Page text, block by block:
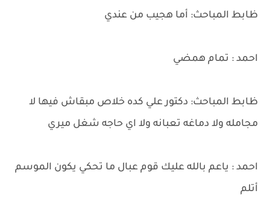
ظابط المباحث: أما هجيب من عندي
احمد : تمام همضي
ظابط المباحث: دكتور علي كده خلاص مبقاش فيها لا
مجامله ولا دماغه تعبانه ولا اي حاجه شغل ميري
احمد : ياعم بالله عليك قوم عبال ما تحكي يكون الموسم
أتلم